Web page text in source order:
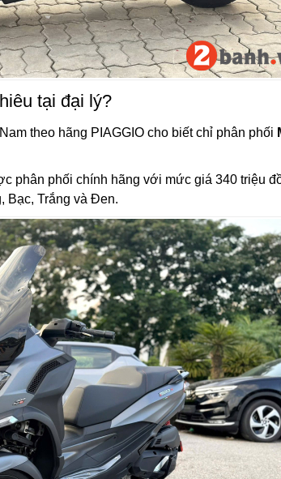
tại đại lý?
theo hãng PIAGGIO cho biết chỉ phân phối
phân phối chính hãng với mức giá 340 triệu
Bạc, Trắng và Đen.